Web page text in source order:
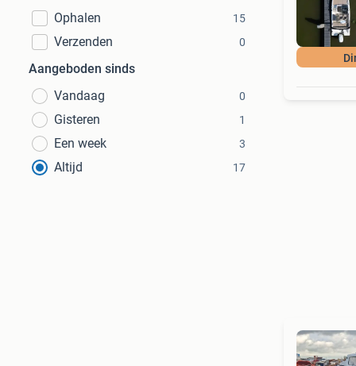
Ophalen
15
Verzenden 0
Aangeboden sinds
Vandaag
0
Gisteren 1
Een week 3
Altijd 17